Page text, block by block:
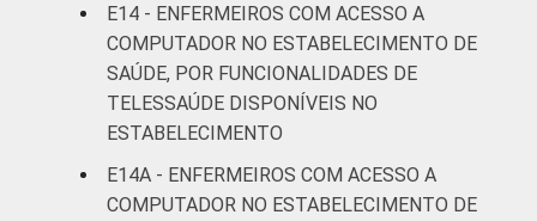
E14 - ENFERMEIROS COM ACESSO A
COMPUTADOR NO ESTABELECIMENTO DE
SAÚDE, POR FUNCIONALIDADES DE
TELESSAÚDE DISPONÍVEIS NO
ESTABELECIMENTO
E14A - ENFERMEIROS COM ACESSO A
COMPUTADOR NO ESTABELECIMENTO DE